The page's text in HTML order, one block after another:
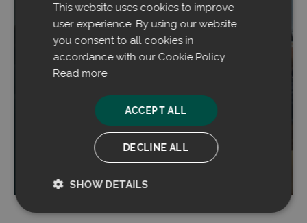
Filtrabit und INperfektion präsentierten auf
der Fachtagung Kokereitechnik des VDKF
Die in Oberhausen (Deutschland) abgehaltene
Konferenz wurde von der renommierten
Organisation Verein Deutscher Kokereifachleute
e.V. (VDKF) ausgerichtet.
This website uses cookies to improve
user experience. By using our website
you consent to all cookies in
accordance with our Cookie Policy.
Read more
ACCEPT ALL
DECLINE ALL
SHOW DETAILS
Strictly
Performance